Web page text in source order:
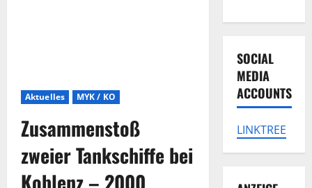
Aktuelles MYK / KO
Zusammenstoß
zweier Tankschiffe bei
Koblenz – 2000
SOCIAL
MEDIA
ACCOUNTS
LINKTREE